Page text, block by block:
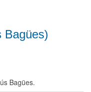
Bagües)
Bagües.